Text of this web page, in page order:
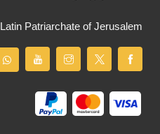
Latin Patriarchate of Jerusalem